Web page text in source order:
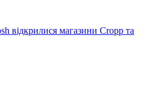
відкрилися магазини Cropp та